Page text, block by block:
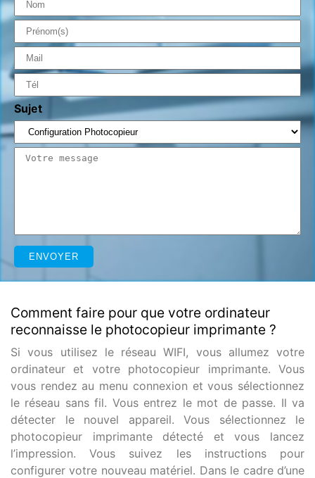
Sujet
Comment faire pour que votre ordinateur
reconnaisse le photocopieur imprimante ?
Si vous utilisez le réseau WIFI, vous allumez votre
ordinateur et votre photocopieur imprimante. Vous
vous rendez au menu connexion et vous sélectionnez
le réseau sans fil. Vous entrez le mot de passe. Il va
détecter le nouvel appareil. Vous sélectionnez le
photocopieur imprimante détecté et vous lancez
l’impression. Vous suivez les instructions pour
configurer votre nouveau matériel. Dans le cadre d’une